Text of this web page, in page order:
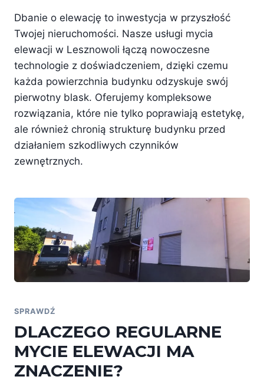
Dbanie o elewację to inwestycja w przyszłość
Twojej nieruchomości. Nasze usługi mycia
elewacji w Lesznowoli łączą nowoczesne
technologie z doświadczeniem, dzięki czemu
każda powierzchnia budynku odzyskuje swój
pierwotny blask. Oferujemy kompleksowe
rozwiązania, które nie tylko poprawiają estetykę,
ale również chronią strukturę budynku przed
działaniem szkodliwych czynników
zewnętrznych.
SPRAWDŹ
DLACZEGO REGULARNE
MYCIE ELEWACJI MA
ZNACZENIE?